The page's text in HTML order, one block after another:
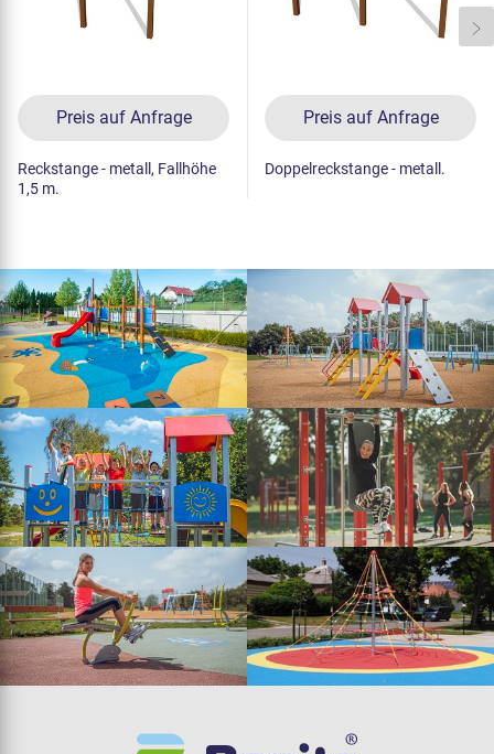
Preis auf Anfrage
Reckstange - metall, Fallhöhe
1,5 m.
Preis auf Anfrage
Doppelreckstange - metall.